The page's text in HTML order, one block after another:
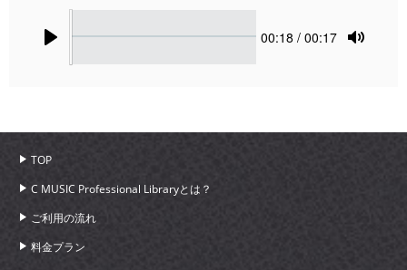
Current
00:18 / 00:17
TOP
C MUSIC Professional Libraryとは？
ご利用の流れ
料金プラン